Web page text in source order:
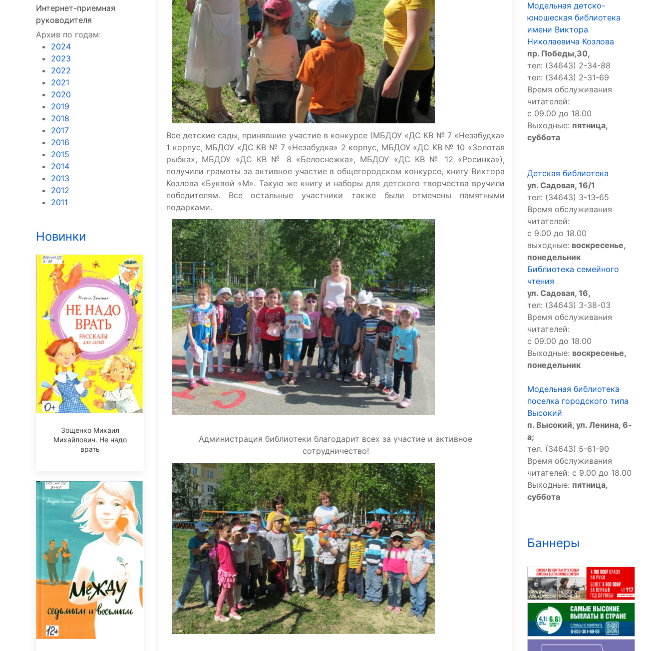
Интернет-приемная
руководителя
Архив по годам:
2024
2023
2022
2021
2020
2019
2018
2017
2016
2015
2014
2013
2012
2011
Новинки
Зощенко Михаил
Михайлович. Не надо
врать
Все детские сады, принявшие участие в конкурсе (МБДОУ «ДС КВ № 7 «Незабудка»
1 корпус, МБДОУ «ДС КВ № 7 «Незабудка» 2 корпус, МБДОУ «ДС КВ № 10 «Золотая
рыбка», МБДОУ «ДС КВ № 8 «Белоснежка», МБДОУ «ДС КВ № 12 «Росинка»),
получили грамоты за активное участие в общегородском конкурсе, книгу Виктора
Козлова «Буквой «М». Такую же книгу и наборы для детского творчества вручили
победителям. Все остальные участники также были отмечены памятными
подарками.
Администрация библиотеки благодарит всех за участие и активное
сотрудничество!
Модельная детско-
юношеская библиотека
имени Виктора
Николаевича Козлова
пр. Победы,30,
тел: (34643) 2-34-88
тел: (34643) 2-31-69
Время обслуживания
читателей:
с 09.00 до 18.00
Выходные: пятница,
суббота
Детская библиотека
ул. Садовая, 16/1
тел: (34643) 3-13-65
Время обслуживания
читателей:
с 9.00 до 18.00
выходные: воскресенье,
понедельник
Библиотека семейного
чтения
ул. Садовая, 16,
тел: (34643) 3-38-03
Время обслуживания
читателей:
с 09.00 до 18.00
Выходные: воскресенье,
понедельник
Модельная библиотека
поселка городского типа
Высокий
п. Высокий, ул. Ленина, 6-
а;
тел. (34643) 5-61-90
Время обслуживания
читателей: с 9.00 до 18.00
Выходные: пятница,
суббота
Баннеры